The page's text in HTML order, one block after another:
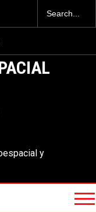
mexicanos cuesta 2.9
millones de dólares
y